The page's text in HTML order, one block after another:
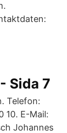
Sida 7
Telefon:
10. E-Mail:
Johannes